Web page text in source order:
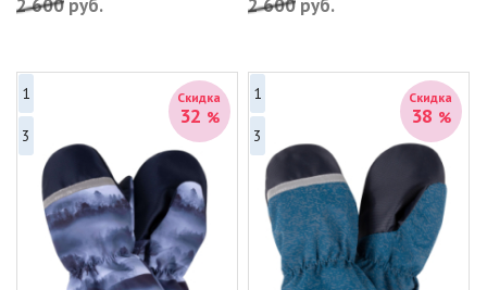
2 600 руб. 2 600 руб.
Скидка
32 %
1
3
Скидка
38 %
1
3